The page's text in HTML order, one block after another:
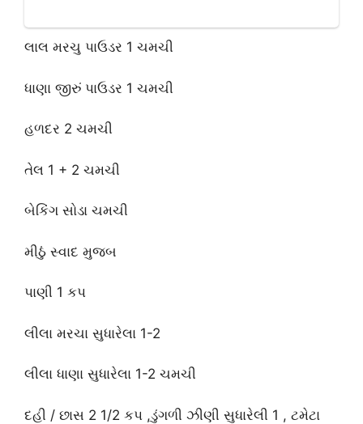
લાલ મરચુ પાઉડર 1 ચમચી
ધાણા જીરું પાઉડર 1 ચમચી
હળદર 2 ચમચી
તેલ 1 + 2 ચમચી
બેકિંગ સોડા ચમચી
મીઠું સ્વાદ મુજબ
પાણી 1 કપ
લીલા મરચા સુધારેલા 1-2
લીલા ધાણા સુધારેલા 1-2 ચમચી
દહી / છાસ 2 1/2 કપ ,ડુંગળી ઝીણી સુધારેલી 1 , ટમેટા